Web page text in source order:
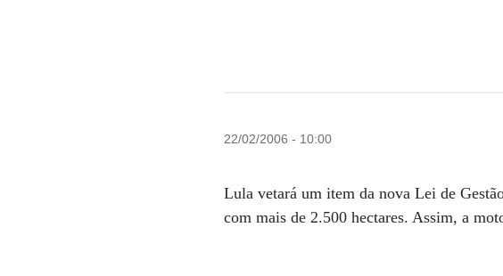
22/02/2006 - 10:00
Lula vetará um item da nova Lei de
com mais de 2.500 hectares. Assim, a